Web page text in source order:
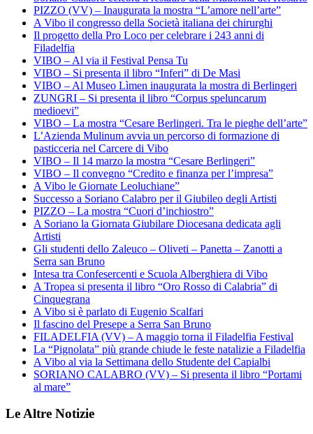
PIZZO (VV) – Inaugurata la mostra “L’amore nell’arte”
A Vibo il congresso della Società italiana dei chirurghi
Il progetto della Pro Loco per celebrare i 243 anni di
Filadelfia
VIBO – Al via il Festival Pensa Tu
VIBO – Si presenta il libro “Inferi” di De Masi
VIBO – Al Museo Lìmen inaugurata la mostra di Berlingeri
ZUNGRI – Si presenta il libro “Corpus speluncarum
medioevi”
VIBO – La mostra “Cesare Berlingeri. Tra le pieghe dell’arte”
L’Azienda Mulinum avvia un percorso di formazione di
pasticceria nel Carcere di Vibo
VIBO – Il 14 marzo la mostra “Cesare Berlingeri”
VIBO – Il convegno “Credito e finanza per l’impresa”
A Vibo le Giornate Leoluchiane”
Successo a Soriano Calabro per il Giubileo degli Artisti
PIZZO – La mostra “Cuori d’inchiostro”
A Soriano la Giornata Giubilare Diocesana dedicata agli
Artisti
Gli studenti dello Zaleuco – Oliveti – Panetta – Zanotti a
Serra san Bruno
Intesa tra Confesercenti e Scuola Alberghiera di Vibo
A Tropea si presenta il libro “Oro Rosso di Calabria” di
Cinquegrana
A Vibo si è parlato di Eugenio Scalfari
Il fascino del Presepe a Serra San Bruno
FILADELFIA (VV) – A maggio torna il Filadelfia Festival
La “Pignolata” più grande chiude le feste natalizie a Filadelfia
A Vibo al via la Settimana dello Studente del Capialbi
SORIANO CALABRO (VV) – Si presenta il libro “Portami
al mare”
Le Altre Notizie